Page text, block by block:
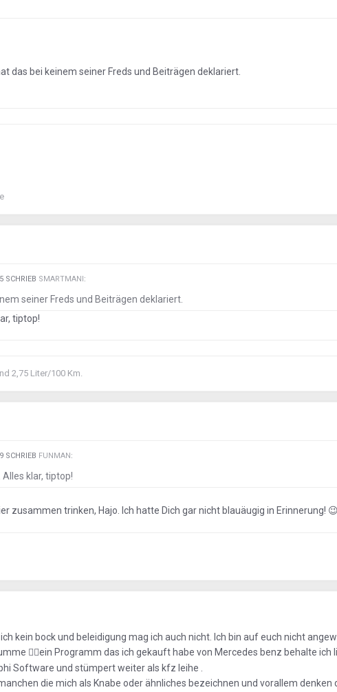
das bei keinem seiner Freds und Beiträgen deklariert.
SCHRIEB SMARTMANI :
seiner Freds und Beiträgen deklariert.
tiptop!
2,75 Liter/100 Km.
SCHRIEB FUNMAN :
klar, tiptop!
zusammen trinken, Hajo. Ich hatte Dich gar nicht blauäugig in Erinnerung! 😉
kein bock und beleidigung mag ich auch nicht. Ich bin auf euch nicht
🤦‍♂️ein Programm das ich gekauft habe von Mercedes benz behalte ich
Software und stümpert weiter als kfz leihe .
die mich als Knabe oder ähnliches bezeichnen und vorallem denken